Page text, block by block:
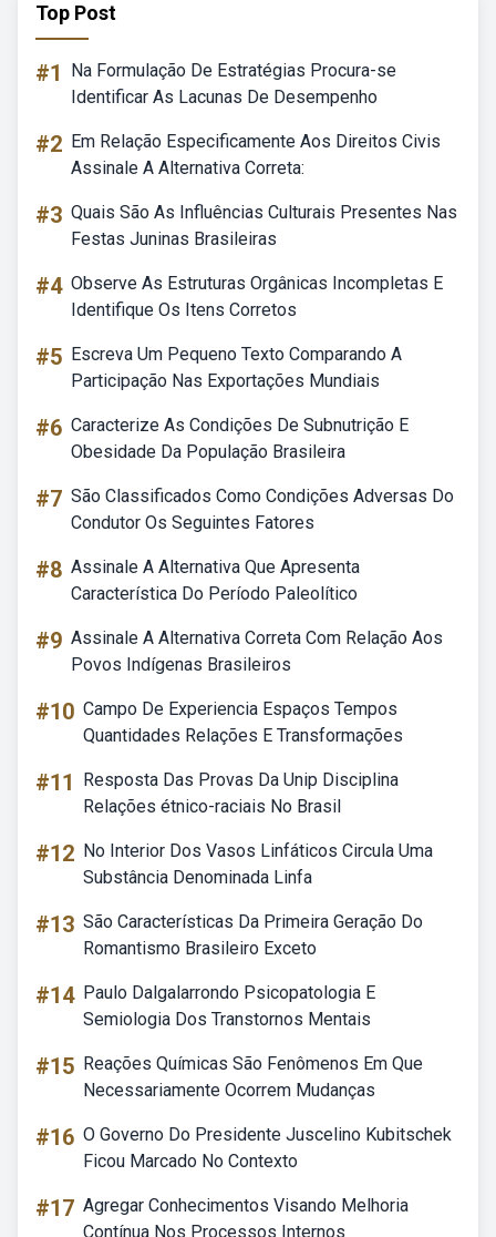
Top Post
#1
Na Formulação De Estratégias Procura-se
Identificar As Lacunas De Desempenho
#2 Em Relação Especificamente Aos Direitos Civis
Assinale A Alternativa Correta:
#3 Quais São As Influências Culturais Presentes Nas
Festas Juninas Brasileiras
#4 Observe As Estruturas Orgânicas Incompletas E
Identifique Os Itens Corretos
#5 Escreva Um Pequeno Texto Comparando A
Participação Nas Exportações Mundiais
#6 Caracterize As Condições De Subnutrição E
Obesidade Da População Brasileira
#7 São Classificados Como Condições Adversas Do
Condutor Os Seguintes Fatores
#8 Assinale A Alternativa Que Apresenta
Característica Do Período Paleolítico
#9 Assinale A Alternativa Correta Com Relação Aos
Povos Indígenas Brasileiros
#10 Campo De Experiencia Espaços Tempos
Quantidades Relações E Transformações
#11
Resposta Das Provas Da Unip Disciplina
Relações étnico-raciais No Brasil
#12 No Interior Dos Vasos Linfáticos Circula Uma
Substância Denominada Linfa
#13 São Características Da Primeira Geração Do
Romantismo Brasileiro Exceto
#14 Paulo Dalgalarrondo Psicopatologia E
Semiologia Dos Transtornos Mentais
#15 Reações Químicas São Fenômenos Em Que
Necessariamente Ocorrem Mudanças
#16 O Governo Do Presidente Juscelino Kubitschek
Ficou Marcado No Contexto
#17 Agregar Conhecimentos Visando Melhoria
Contínua Nos Processos Internos